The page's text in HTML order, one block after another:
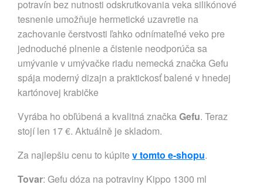
potravín bez nutnosti odskrutkovania veka silikónové
tesnenie umožňuje hermetické uzavretie na
zachovanie čerstvosti ľahko odnímateľné veko pre
jednoduché plnenie a čistenie neodporúča sa
umývanie v umývačke riadu nemecká značka Gefu
spája moderný dizajn a praktickosť balené v hnedej
kartónovej krabičke
Vyrába ho obľúbená a kvalitná značkaGefu. Teraz
stojí len 17 €. Aktuálně je skladom.
Za najlepšiu cenu to kúpite v tomto e-shopu.
Tovar: Gefu dóza na potraviny Kippo 1300 ml